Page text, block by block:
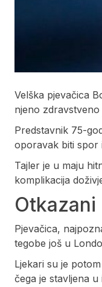
Velška pjevačica
njeno zdravstveno
Predstavnik 75-
oporavak biti spor
Tajler je u maju
komplikacija
Pjevačica,
tegobe još u
Ljekari su je
čega je stavljena